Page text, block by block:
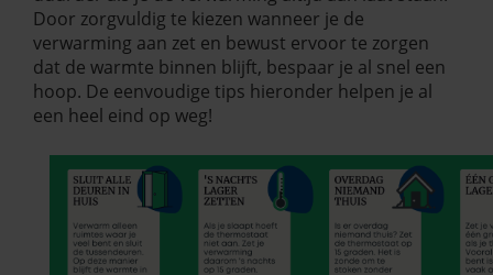
Door zorgvuldig te kiezen wanneer je de
verwarming aan zet en bewust ervoor te zorgen
dat de warmte binnen blijft, bespaar je al snel een
hoop. De eenvoudige tips hieronder helpen je al
een heel eind op weg!